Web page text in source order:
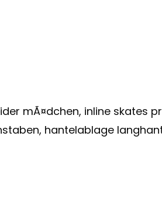
mÃ¤dchen, inline skates
hantelablage